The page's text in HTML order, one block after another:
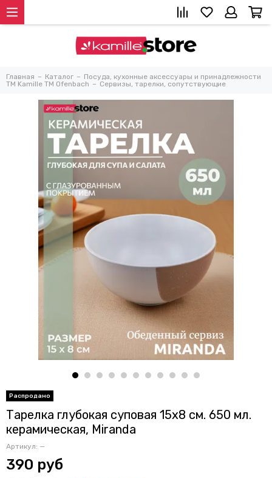
Главная Каталог
Посуда, кухонные аксессуары и принадлежности
TM Kamille TM Ofenbach
Сервизы, тарелки, сопутствующие
Тарелка глубокая суповая 15х8 см. 650 мл.
керамическая, Miranda
Артикул: —
390 руб